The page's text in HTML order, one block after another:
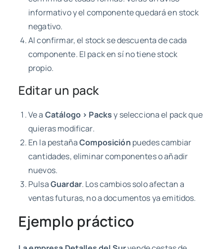
informativo y el componente quedará en stock
negativo.
Al confirmar, el stock se descuenta de cada
componente. El pack en sí no tiene stock
propio.
Editar un pack
Ve a Catálogo > Packsy selecciona el pack que
quieras modificar.
En la pestañaComposición puedes cambiar
cantidades, eliminar componentes o añadir
nuevos.
PulsaGuardar. Los cambios solo afectan a
ventas futuras, no a documentos ya emitidos.
Ejemplo práctico